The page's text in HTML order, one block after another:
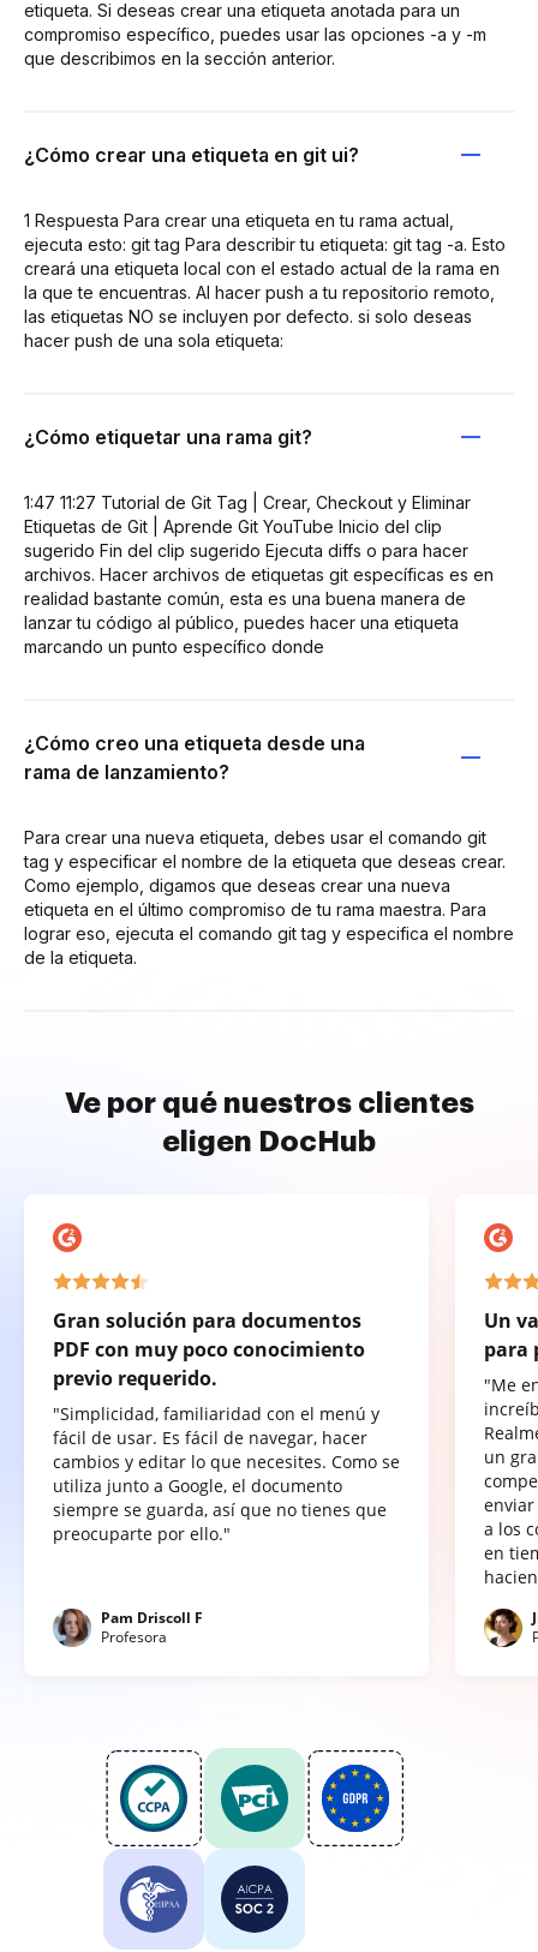
etiqueta. Si deseas crear una etiqueta anotada para un
compromiso específico, puedes usar las opciones -a y -m
que describimos en la sección anterior.
¿Cómo crear una etiqueta en git ui?
1 Respuesta Para crear una etiqueta en tu rama actual,
ejecuta esto: git tag Para describir tu etiqueta: git tag -a. Esto
creará una etiqueta local con el estado actual de la rama en
la que te encuentras. Al hacer push a tu repositorio remoto,
las etiquetas NO se incluyen por defecto. si solo deseas
hacer push de una sola etiqueta:
¿Cómo etiquetar una rama git?
1:47 11:27 Tutorial de Git Tag | Crear, Checkout y Eliminar
Etiquetas de Git | Aprende Git YouTube Inicio del clip
sugerido Fin del clip sugerido Ejecuta diffs o para hacer
archivos. Hacer archivos de etiquetas git específicas es en
realidad bastante común, esta es una buena manera de
lanzar tu código al público, puedes hacer una etiqueta
marcando un punto específico donde
¿Cómo creo una etiqueta desde una
rama de lanzamiento?
Para crear una nueva etiqueta, debes usar el comando git
tag y especificar el nombre de la etiqueta que deseas crear.
Como ejemplo, digamos que deseas crear una nueva
etiqueta en el último compromiso de tu rama maestra. Para
lograr eso, ejecuta el comando git tag y especifica el nombre
de la etiqueta.
Ve por qué nuestros clientes
eligen DocHub
Gran solución para documentos
PDF con muy poco conocimiento
previo requerido.
"Simplicidad, familiaridad con el menú y
fácil de usar. Es fácil de navegar, hacer
cambios y editar lo que necesites. Como se
utiliza junto a Google, el documento
siempre se guarda, así que no tienes que
preocuparte por ello."
Pam Driscoll F
Profesora
Un
para
"Me
un
a los
en